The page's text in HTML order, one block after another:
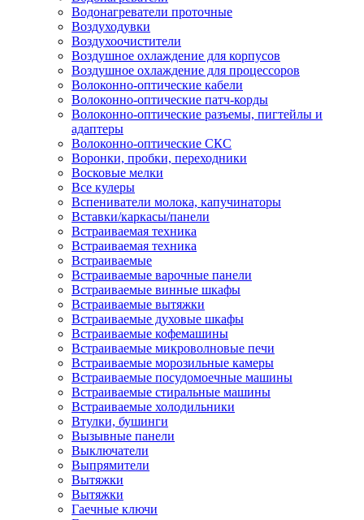
Водонагреватели проточные
Воздуходувки
Воздухоочистители
Воздушное охлаждение для корпусов
Воздушное охлаждение для процессоров
Волоконно-оптические кабели
Волоконно-оптические патч-корды
Волоконно-оптические разъемы, пигтейлы и
адаптеры
Волоконно-оптические СКС
Воронки, пробки, переходники
Восковые мелки
Все кулеры
Вспениватели молока, капучинаторы
Вставки/каркасы/панели
Встраиваемая техника
Встраиваемая техника
Встраиваемые
Встраиваемые варочные панели
Встраиваемые винные шкафы
Встраиваемые вытяжки
Встраиваемые духовые шкафы
Встраиваемые кофемашины
Встраиваемые микроволновые печи
Встраиваемые морозильные камеры
Встраиваемые посудомоечные машины
Встраиваемые стиральные машины
Встраиваемые холодильники
Втулки, бушинги
Вызывные панели
Выключатели
Выпрямители
Вытяжки
Вытяжки
Гаечные ключи